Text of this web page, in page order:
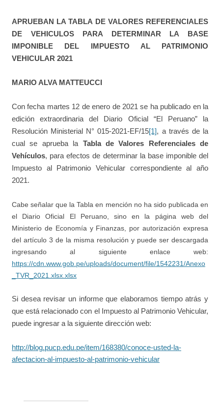
APRUEBAN LA TABLA DE VALORES REFERENCIALES
DE VEHICULOS PARA DETERMINAR LA BASE
IMPONIBLE DEL IMPUESTO AL PATRIMONIO
VEHICULAR 2021
MARIO ALVA MATTEUCCI
Con fecha martes 12 de enero de 2021 se ha publicado en la
edición extraordinaria del Diario Oficial “El Peruano” la
Resolución Ministerial N° 015-2021-EF/15[1], a través de la
cual se aprueba la Tabla de Valores Referenciales de
Vehículos, para efectos de determinar la base imponible del
Impuesto al Patrimonio Vehicular correspondiente al año
2021.
Cabe señalar que la Tabla en mención no ha sido publicada en
el Diario Oficial El Peruano, sino en la página web del
Ministerio de Economía y Finanzas, por autorización expresa
del artículo 3 de la misma resolución y puede ser descargada
ingresando al siguiente enlace web:
https://cdn.www.gob.pe/uploads/document/file/1542231/Anexo
_TVR_2021.xlsx.xlsx
Si desea revisar un informe que elaboramos tiempo atrás y
que está relacionado con el Impuesto al Patrimonio Vehicular,
puede ingresar a la siguiente dirección web:
http://blog.pucp.edu.pe/item/168380/conoce-usted-la-
afectacion-al-impuesto-al-patrimonio-vehicular